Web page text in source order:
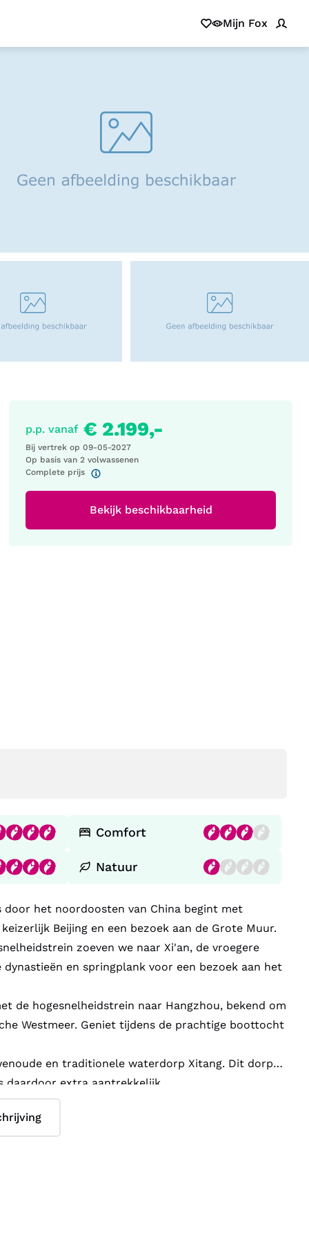
Mijn Fox
p.p. vanaf € 2.199,-
Bij vertrek op 09-05-2027
Op basis van 2 volwassenen
Complete prijs
Bekijk beschikbaarheid
Comfort
Natuur
door het noordoosten van China begint met
Beijing en een bezoek aan de Grote Muur.
zoeven we naar Xi'an, de vroegere
dynastieën en springplank voor een bezoek aan het
de hogesnelheidstrein naar Hangzhou, bekend om
Westmeer. Geniet tijdens de prachtige boottocht
en traditionele waterdorp Xitang. Dit dorp
extra aantrekkelijk.
Suzhou, beroemd vanwege de zijde én de